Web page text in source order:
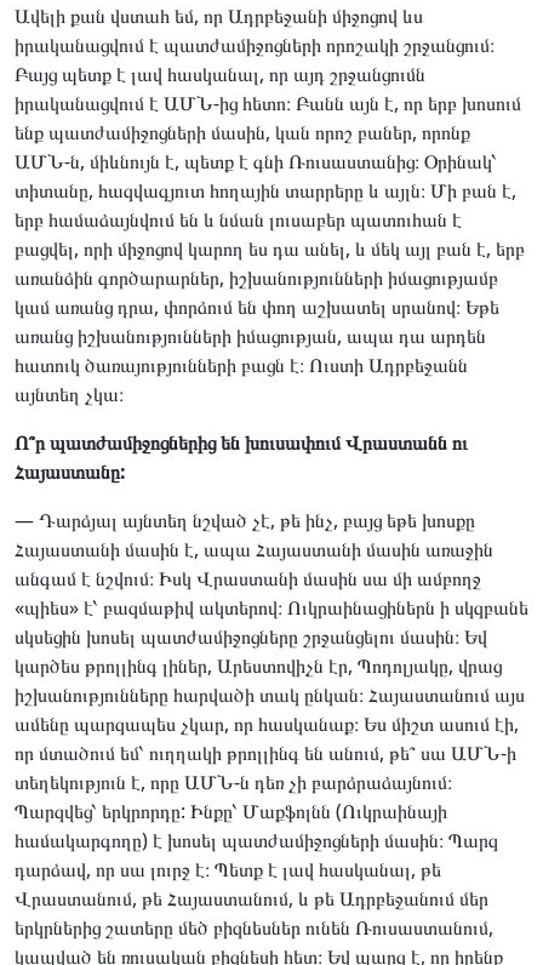
Ավելի քան վստահ եմ, որ Ադրբեջանի միջոցով ևս
իրականացվում է պատժամիջոցների որոշակի շրջանցում։
Բայց պետք է լավ հասկանալ, որ այդ շրջանցումն
իրականացվում է ԱՄՆ-ից հետո։ Բանն այն է, որ երբ խոսում
ենք պատժամիջոցների մասին, կան որոշ բաներ, որոնք
ԱՄՆ-ն, միևնույն է, պետք է գնի Ռուսաստանից։ Օրինակ՝
տիտանը, հազվագյուտ հողային տարրերը և այլն։ Մի բան է,
երբ համաձայնվում են և նման լուսաբեր պատուհան է
բացվել, որի միջոցով կարող ես դա անել, և մեկ այլ բան է, երբ
առանձին գործարարներ, իշխանությունների իմացությամբ
կամ առանց դրա, փորձում են փող աշխատել սրանով։ Եթե
առանց իշխանությունների իմացության, ապա դա արդեն
հատուկ ծառայությունների բացն է։ Ուստի Ադրբեջանն
այնտեղ չկա։
Ո՞ր պատժամիջոցներից են խուսափում Վրաստանն ու
Հայաստանը:
— Դարձյալ այնտեղ նշված չէ, թե ինչ, բայց եթե խոսքը
Հայաստանի մասին է, ապա Հայաստանի մասին առաջին
անգամ է նշվում։ Իսկ Վրաստանի մասին սա մի ամբողջ
«պիես» է՝ բազմաթիվ ակտերով։ Ուկրաինացիներն ի սկզբանե
սկսեցին խոսել պատժամիջոցները շրջանցելու մասին։ Եվ
կարծես թրոլլինգ լիներ, Արեստովիչն էր, Պոդոլյակը, վրաց
իշխանությունները հարվածի տակ ընկան։ Հայաստանում այս
ամենը պարզապես չկար, որ հասկանաք։ Ես միշտ ասում էի,
որ մտածում եմ՝ ուղղակի թրոլլինգ են անում, թե՞ սա ԱՄՆ-ի
տեղեկություն է, որը ԱՄՆ-ն դեռ չի բարձրաձայնում։
Պարզվեց՝ երկրորդը: Ինքը՝ Մաքֆոլնն (Ուկրաինայի
համակարգողը) է խոսել պատժամիջոցների մասին։ Պարզ
դարձավ, որ սա լուրջ է։ Պետք է լավ հասկանալ, թե
Վրաստանում, թե Հայաստանում, և թե Ադրբեջանում մեր
երկրներից շատերը մեծ բիզնեսներ ունեն Ռուսաստանում,
կապված են ռուսական բիզնեսի հետ։ Եվ պարզ է, որ իրենք